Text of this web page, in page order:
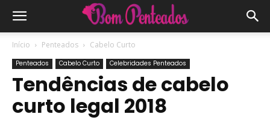
Início Penteados Cabelo Curto
Penteados Cabelo Curto Celebridades Penteados
Tendências de cabelo
curto legal 2018